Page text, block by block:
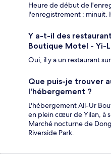
Heure de début de
l'enregistrement : minuit.
Y a-t-il des
Boutique Motel - Yi-
Oui, il y a un restaurant
Que puis-je trouver
l'hébergement ?
L'hébergement All-Ur
en plein cœur de Yilan, à
Marché nocturne de
Riverside Park.